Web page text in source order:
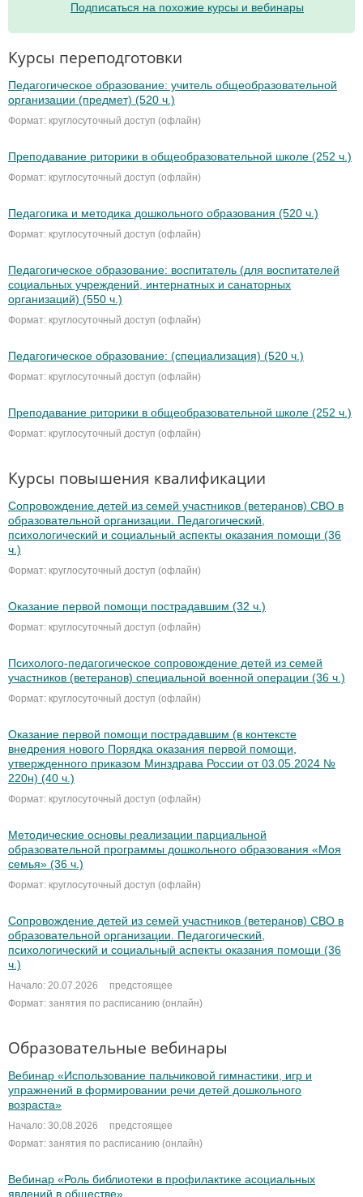
Подписаться на похожие курсы и вебинары
Курсы переподготовки
Педагогическое образование: учитель общеобразовательной
организации (предмет) (520 ч.)
Формат: круглосуточный доступ (офлайн)
Преподавание риторики в общеобразовательной школе (252 ч.)
Формат: круглосуточный доступ (офлайн)
Педагогика и методика дошкольного образования (520 ч.)
Формат: круглосуточный доступ (офлайн)
Педагогическое образование: воспитатель (для воспитателей
социальных учреждений, интернатных и санаторных
организаций) (550 ч.)
Формат: круглосуточный доступ (офлайн)
Педагогическое образование: (специализация) (520 ч.)
Формат: круглосуточный доступ (офлайн)
Преподавание риторики в общеобразовательной школе (252 ч.)
Формат: круглосуточный доступ (офлайн)
Курсы повышения квалификации
Сопровождение детей из семей участников (ветеранов) СВО в
образовательной организации. Педагогический,
психологический и социальный аспекты оказания помощи (36
ч.)
Формат: круглосуточный доступ (офлайн)
Оказание первой помощи пострадавшим (32 ч.)
Формат: круглосуточный доступ (офлайн)
Психолого-педагогическое сопровождение детей из семей
участников (ветеранов) специальной военной операции (36 ч.)
Формат: круглосуточный доступ (офлайн)
Оказание первой помощи пострадавшим (в контексте
внедрения нового Порядка оказания первой помощи,
утвержденного приказом Минздрава России от 03.05.2024 №
220н) (40 ч.)
Формат: круглосуточный доступ (офлайн)
Методические основы реализации парциальной
образовательной программы дошкольного образования «Моя
семья» (36 ч.)
Формат: круглосуточный доступ (офлайн)
Сопровождение детей из семей участников (ветеранов) СВО в
образовательной организации. Педагогический,
психологический и социальный аспекты оказания помощи (36
ч.)
Начало: 20.07.2026
предстоящее
Формат: занятия по расписанию (онлайн)
Образовательные вебинары
Вебинар «Использование пальчиковой гимнастики, игр и
упражнений в формировании речи детей дошкольного
возраста»
Начало: 30.08.2026
предстоящее
Формат: занятия по расписанию (онлайн)
Вебинар «Роль библиотеки в профилактике асоциальных
явлений в обществе»